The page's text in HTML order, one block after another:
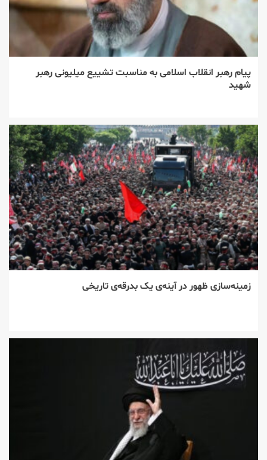
پیام رهبر انقلاب اسلامی به مناسبت تشییع میلیونی رهبر
شهید
زمینه‌سازی ظهور در آینه‌ی یک بدرقه‌ی تاریخی